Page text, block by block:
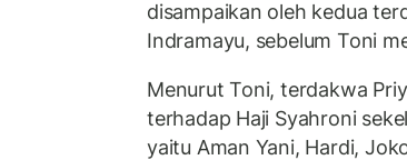
disampaikan oleh kedua
Indramayu, sebelum Toni
Menurut Toni, terdakwa
terhadap Haji Syahroni
yaitu Aman Yani, Hardi,